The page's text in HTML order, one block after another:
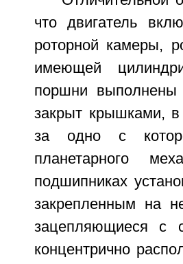
что двигатель
роторной камеры,
имеющей
поршни выполнены
закрыт крышками, в
за одно с
планетарного
подшипниках
закрепленным на
зацепляющиеся с
концентрично